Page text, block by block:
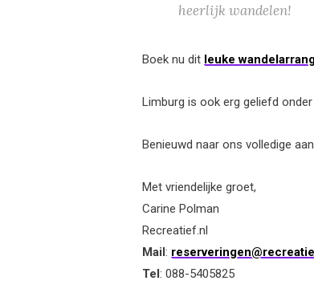
heerlijk wandelen!
Boek nu dit leuke
Limburg is ook erg geliefd
Benieuwd naar ons volledige
Met vriendelijke groet,
Carine Polman
Recreatief.nl
Mail :
Tel : 088-5405825